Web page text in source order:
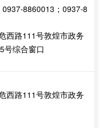
8860013；0937-8
西路111号敦煌市政务
号综合窗口
西路111号敦煌市政务